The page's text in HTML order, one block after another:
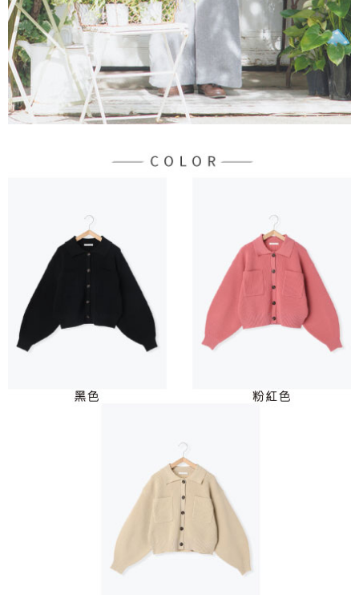
權轉讓予恩沛科技股份有限公司。
２．關於個人資料處理事宜，請瀏覽以下網址：
https://aftee.tw/terms/#terms3
３．未成年的使用者請事先徵得法定代理人或監護人之同意方可使用
「AFTEE先享後付」，若未經同意申辦者引起之損失，本公司不負相關責
任。
４．使用「AFTEE先享後付」時，將依據個別帳號之用戶狀況，依本公司即
時審查核予不同之上限額度；若仍有額度不足之情形，本公司將視審查結果
請求用戶進行身份認證。
7-11純取貨
每筆NT$60，滿NT$888(含以上)免運費
宅配
每筆NT$90，滿NT$888(含以上)免運費